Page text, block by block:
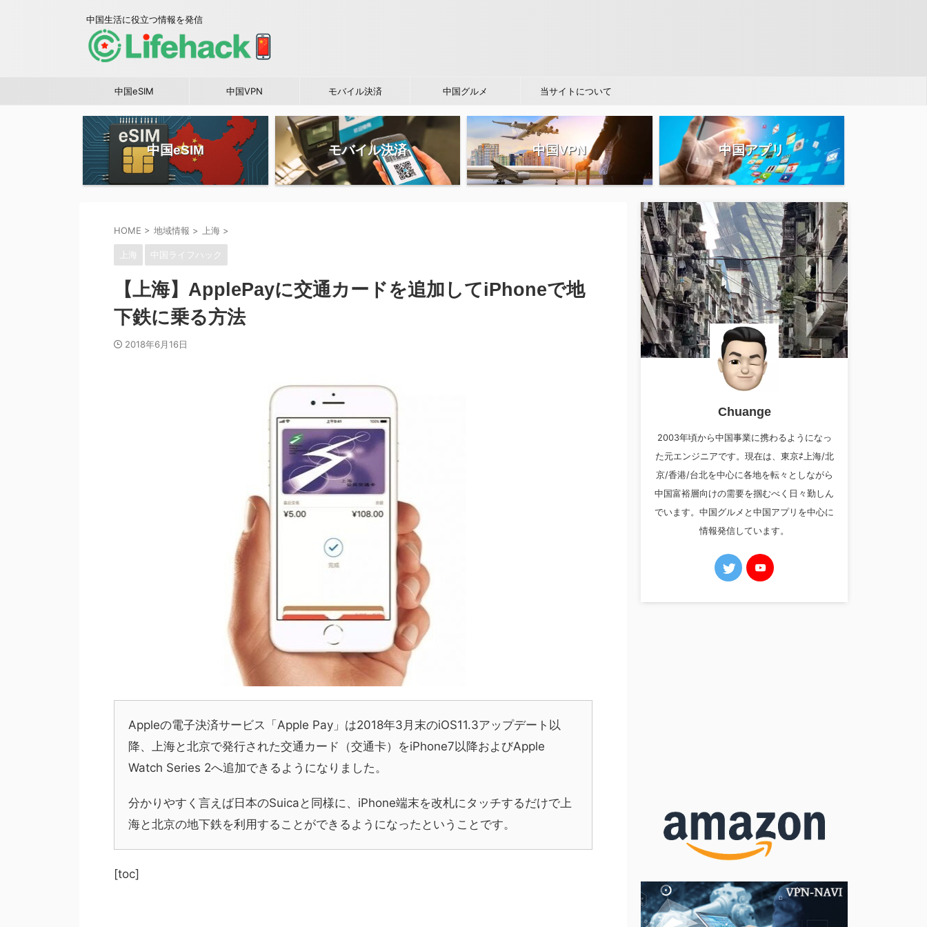
中国生活に役立つ情報を発信
中国eSIM 中国VPN モバイル決済 中国グルメ 当サイトについて
中国eSIM モバイル決済 中国VPN 中国アプリ
HOME > 地域情報 > 上海 >
上海 中国ライフハック
【上海】ApplePayに交通カードを追加してiPhoneで地
下鉄に乗る方法
2018年6月16日
Appleの電子決済サービス「Apple Pay」は2018年3月末のiOS11.3アップデート以
降、上海と北京で発行された交通カード（交通卡）をiPhone7以降およびApple
Watch Series 2へ追加できるようになりました。
分かりやすく言えば日本のSuicaと同様に、iPhone端末を改札にタッチするだけで上
海と北京の地下鉄を利用することができるようになったということです。
[toc]
Chuange
2003年頃から中国事業に携わるようになっ
た元エンジニアです。現在は、東京⇄上海/北
京/香港/台北を中心に各地を転々としながら
中国富裕層向けの需要を掴むべく日々勤しん
でいます。中国グルメと中国アプリを中心に
情報発信しています。